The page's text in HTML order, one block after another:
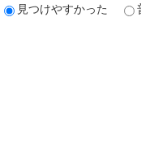
見つけやすかった